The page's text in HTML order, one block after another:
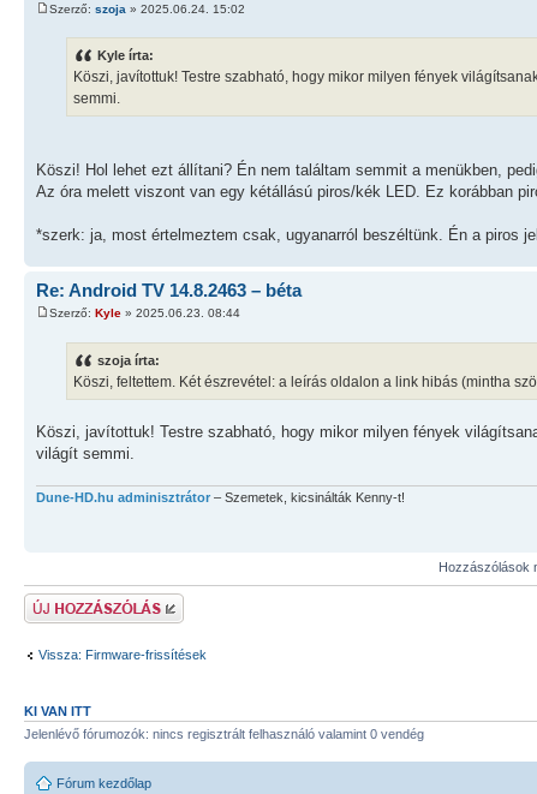
Szerző: szoja » 2025.06.24. 15:02
Kyle írta:
Köszi, javítottuk! Testre szabható, hogy mikor milyen fények
semmi.
Köszi! Hol lehet ezt állítani? Én nem találtam semmit a menükben,
Az óra melett viszont van egy kétállású piros/kék LED. Ez korábban
*szerk: ja, most értelmeztem csak, ugyanarról beszéltünk. Én a piros
Re: Android TV 14.8.2463 – béta
Szerző: Kyle » 2025.06.23. 08:44
szoja írta:
Köszi, feltettem. Két észrevétel: a leírás oldalon a link hibás (mintha
Köszi, javítottuk! Testre szabható, hogy mikor milyen fények
világít semmi.
Dune-HD.hu adminisztrátor – Szemetek, kicsinálták Kenny-t!
Hozzászólások
Hozzászólás küldése
Vissza: Firmware-frissítések
KI VAN ITT
Jelenlévő fórumozók: nincs regisztrált felhasználó valamint 0 vendég
Fórum kezdőlap